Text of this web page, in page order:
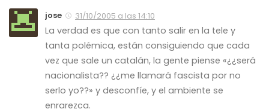
jose
31/10/2005 a las 14:10
La verdad es que con tanto salir en la tele y
tanta polémica, están consiguiendo que cada
vez que sale un catalán, la gente piense «¿¿será
nacionalista?? ¿¿me llamará fascista por no
serlo yo??» y desconfíe, y el ambiente se
enrarezca.